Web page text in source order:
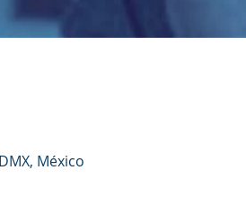
México